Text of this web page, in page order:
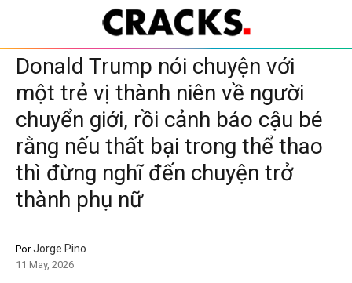
Donald Trump nói chuyện với
một trẻ vị thành niên về người
chuyển giới, rồi cảnh báo cậu bé
rằng nếu thất bại trong thể thao
thì đừng nghĩ đến chuyện trở
thành phụ nữ
PorJorge Pino
11 May, 2026